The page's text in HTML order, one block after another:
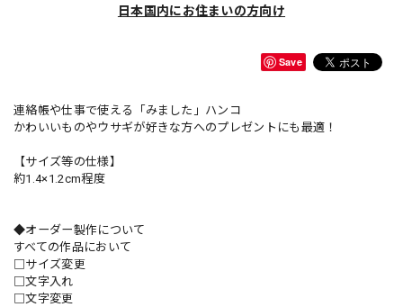
日本国内にお住まいの方向け
Save
連絡帳や仕事で使える「みました」ハンコ
かわいいものやウサギが好きな方へのプレゼントにも最適！
【サイズ等の仕様】
約1.4×1.2cm程度
◆オーダー製作について
すべての作品において
□サイズ変更
□文字入れ
□文字変更